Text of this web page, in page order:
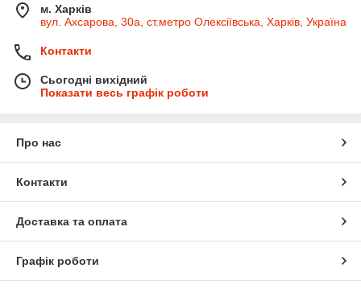
м. Харків
вул. Ахсарова, 30а, ст.метро Олексіївська, Харків, Україна
Контакти
Сьогодні вихідний
Показати весь графік роботи
Про нас
Контакти
Доставка та оплата
Графік роботи